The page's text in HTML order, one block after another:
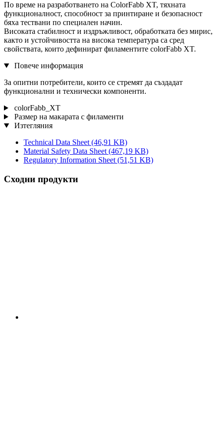
По време на разработването на ColorFabb XT, тяхната
функционалност, способност за принтиране и безопасност
бяха тествани по специален начин.
Високата стабилност и издръжливост, обработката без мирис,
както и устойчивостта на висока температура са сред
свойствата, които дефинират филаментите colorFabb XT.
Повече информация
За опитни потребители, които се стремят да създадат
функционални и технически компоненти.
colorFabb_XT
Размер на макарата с филаменти
Изтегляния
Technical Data Sheet (46,91 KB)
Material Safety Data Sheet (467,19 KB)
Regulatory Information Sheet (51,51 KB)
Сходни продукти